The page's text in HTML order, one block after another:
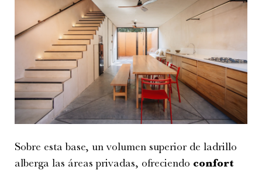
Sobre esta base, un volumen superior de ladrillo
alberga las áreas privadas, ofreciendo confort